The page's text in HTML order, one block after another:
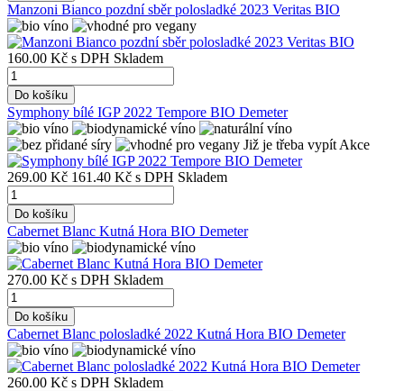
Manzoni Bianco pozdní sběr polosladké 2023 Veritas BIO
160.00 Kč s DPH Skladem
Do košíku
Symphony bílé IGP 2022 Tempore BIO Demeter
Již je třeba vypít Akce
269.00 Kč 161.40 Kč s DPH Skladem
Do košíku
Cabernet Blanc Kutná Hora BIO Demeter
270.00 Kč s DPH Skladem
Do košíku
Cabernet Blanc polosladké 2022 Kutná Hora BIO Demeter
260.00 Kč s DPH Skladem